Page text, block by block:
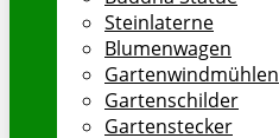
Steinlaterne
Blumenwagen
Gartenwindmühlen
Gartenschilder
Gartenstecker